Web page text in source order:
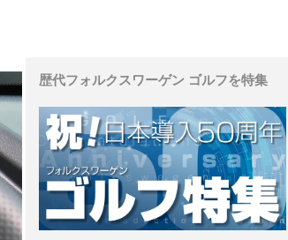
歴代フォルクスワーゲン ゴルフを特集